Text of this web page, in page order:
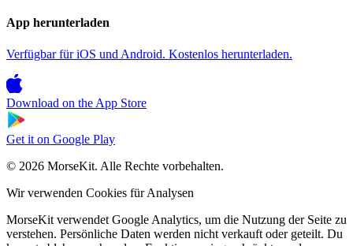
App herunterladen
Verfügbar für iOS und Android. Kostenlos herunterladen.
Download on the App Store
Get it on Google Play
© 2026 MorseKit. Alle Rechte vorbehalten.
Wir verwenden Cookies für Analysen
MorseKit verwendet Google Analytics, um die Nutzung der Seite zu
verstehen. Persönliche Daten werden nicht verkauft oder geteilt. Du